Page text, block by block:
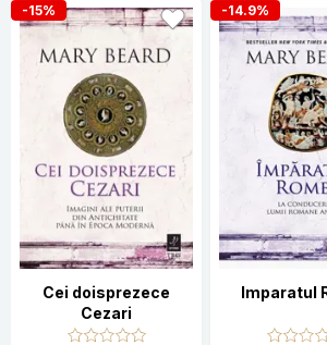
-15%
Cei doisprezece
Cezari
-14.9%
Imparatul